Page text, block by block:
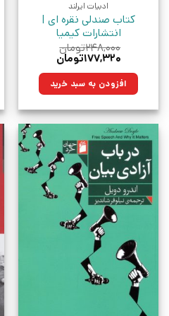
ادبیات ایرلند
کتاب صندلی نقره ای |
انتشارات کیمیا
۲۴۸,۰۰۰تومان
قیمت
۲۴۸,۰۰۰تومان
بود.
۱۷۷,۳۲۰تومان
۱۷۷,۳۲۰تومان.افزودن به سبد خرید